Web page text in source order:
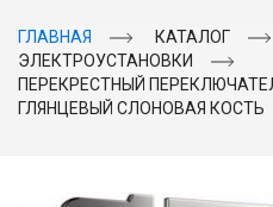
ГЛАВНАЯ
КАТАЛОГ
ЭЛЕКТРОУСТАНОВКИ
ПЕРЕКРЕСТНЫЙ
ГЛЯНЦЕВЫЙ СЛОНОВАЯ КОСТЬ